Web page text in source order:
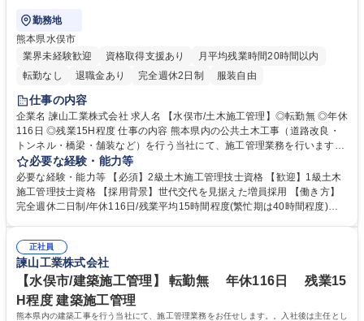
勤務地
熊本県水俣市
業界未経験歓迎
資格取得支援あり
月平均残業時間20時間以内
転勤なし
退職金あり 完全週休2日制 服装自由
仕事の内容
企業名 諫山工業株式会社 求人名 【水俣市/土木施工管理】◎転勤無 ◎年休
116日 ◎残業15H程度 仕事の内容 熊本県内の公共土木工事（道路改良・
トンネル・橋梁・舗装など）を行う当社にて、施工管理業務を行います。
入社後は主任としてこれまでのご経験を活かして当社社員への技術伝承や
育成を期待いたします。 【具体的な業務内容】 ■施工計画の策定■施工図
の作成 ■各現場の工程管理/安全管理/原価管理/品質管理 ■協力会社・下請
け会社への説明・指導 など 【働き方改革について】社長が積極的に取り
日 ◎残業15H程度
必要な経験・能力等
必要な経験・能力等 【必須】2級土木施工管理技士資格 【歓迎】1級土木
施工管理技士資格 【採用背景】世代交代を見据えた増員採用 【働き方】
完全週休二日制/年休116日/残業平均15時間程度(繁忙期は40時間程度)有
割は官公庁であり、熊本県や国土交通省からの表彰も数多くいただいてお
ります。近年は働き方改革にも力を注いでおり、熊本県から「ブライト企
業」としても認定いただいております。 学歴・資格 学歴：大学院 大学 高
専 短大 専修学校 高校 語学力： 資格：2級土木施工管理技士 1級土木施工
管理技士
正社員
諫山工業株式会社
【水俣市/建築施工管理】 転勤無 年休116日 残業15
H程度 建築施工管理
熊本県内の建築工事を行う当社にて、施工管理業務をお任せします。。入社後は主任とし